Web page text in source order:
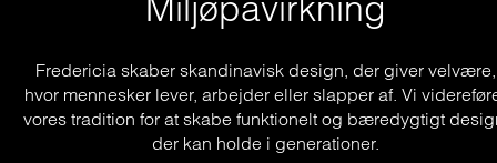
Miljøpåvirkning
Fredericia skaber skandinavisk design, der giver velvære,
hvor mennesker lever, arbejder eller slapper af. Vi
vores tradition for at skabe funktionelt og bæredygtigt
der kan holde i generationer.